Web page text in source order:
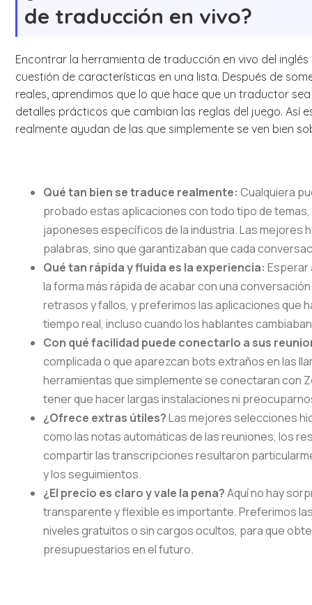
de traducción en vivo?
Encontrar la herramienta de traducción en vivo del
cuestión de características en una lista. Después de
reales, aprendimos que lo que hace que un traductor
detalles prácticos que cambian las reglas del juego. Así
realmente ayudan de las que simplemente se ven bien
Qué tan bien se traduce realmente: Cualquiera
probado estas aplicaciones con todo tipo de
japoneses específicos de la industria. Las mejores
palabras, sino que garantizaban que cada
Qué tan rápida y fluida es la experiencia: Esperar
la forma más rápida de acabar con una
retrasos y fallos, y preferimos las aplicaciones que
tiempo real, incluso cuando los hablantes
Con qué facilidad puede conectarlo a sus
complicada o que aparezcan bots extraños en las
herramientas que simplemente se conectaran con
tener que hacer largas instalaciones ni
¿Ofrece extras útiles?Las mejores selecciones
como las notas automáticas de las reuniones, los
compartir las transcripciones resultaron
y los seguimientos.
¿El precio es claro y vale la pena?Aquí no hay
transparente y flexible es importante. Preferimos
niveles gratuitos o sin cargos ocultos, para que
presupuestarios en el futuro.